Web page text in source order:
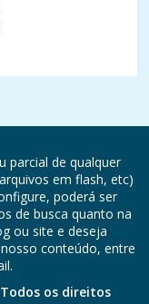
parcial de qualquer
em flash, etc)
poderá ser
de busca quanto na
ou site e deseja
conteúdo, entre
os direitos